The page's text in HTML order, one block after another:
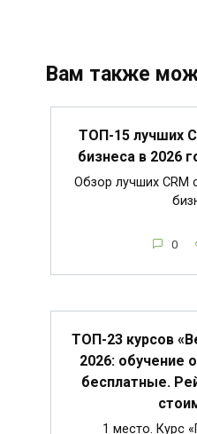
Вам также
ТОП-15 лучших
бизнеса в 2026
Обзор лучших CRM
0
ТОП-23 курсов
2026: обучение
бесплатные.
1 место. Курс